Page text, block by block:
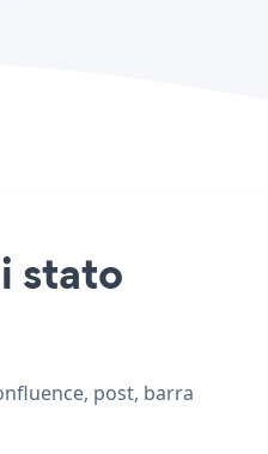
stato
post, barra